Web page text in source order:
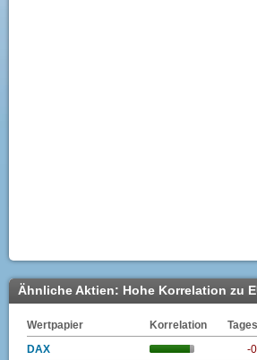
Ähnliche Aktien: Hohe Korrelation zu
Wertpapier Korrelation
DAX
-